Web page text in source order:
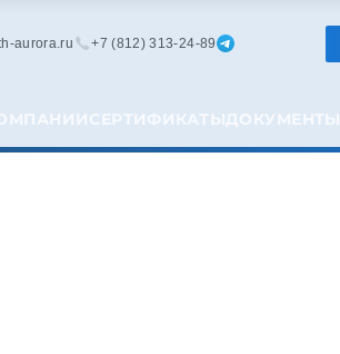
aurora.ru +7 (812) 313-24-89
СЕРТИФИКАТЫДОКУМЕНТЫ